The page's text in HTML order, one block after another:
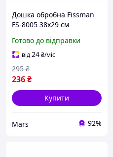
Дошка обробна Fissman
FS-8005 38х29 см
Готово до відправки
від24₴/міс
236₴
295 ₴
Купити
Mars 92%